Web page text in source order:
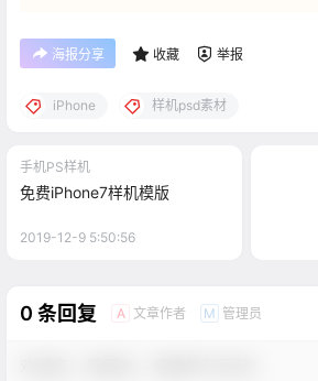
海报分享 收藏 举报
iPhone 样机psd素材
手机PS样机
免费iPhone7样机模版
2019-12-9 5:50:56
0 条回复 A 文章作者 M 管理员